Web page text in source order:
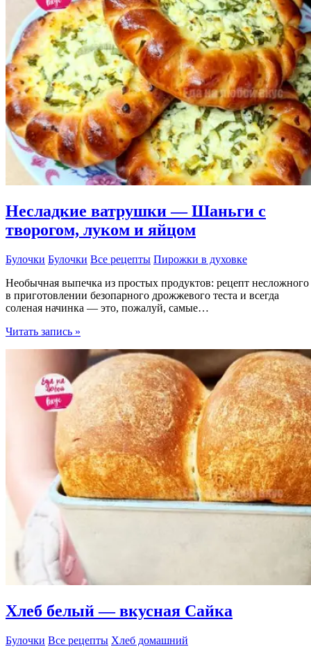
пышное
тесто?
Несладкие ватрушки — Шаньги с
творогом, луком и яйцом
Булочки Булочки Все рецепты Пирожки в духовке
Необычная выпечка из простых продуктов: рецепт несложного
в приготовлении безопарного дрожжевого теста и всегда
соленая начинка — это, пожалуй, самые…
Несладкие
творогом,
Читать запись »
Хлеб белый — вкусная Сайка
Булочки Все рецепты Хлеб домашний